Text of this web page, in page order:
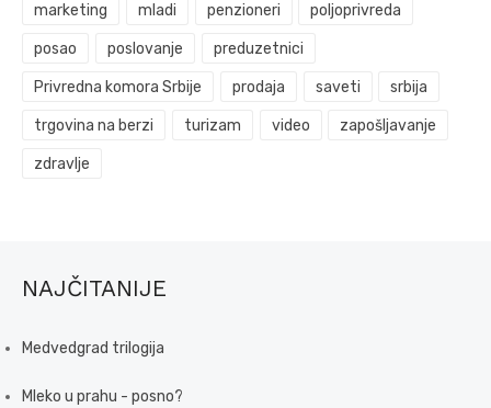
marketing mladi penzioneri poljoprivreda
posao poslovanje preduzetnici
Privredna komora Srbije prodaja saveti srbija
trgovina na berzi turizam video zapošljavanje
zdravlje
NAJČITANIJE
Medvedgrad trilogija
Mleko u prahu - posno?